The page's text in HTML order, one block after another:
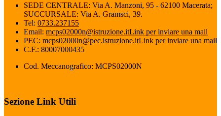
SEDE CENTRALE: Via A. Manzoni, 95 - 62100 Macerata;
SUCCURSALE: Via A. Gramsci, 39.
Tel: 0733.237155
Email: mcps02000n@istruzione.itLink per inviare una mail
PEC: mcps02000n@pec.istruzione.itLink per inviare una mail
C.F.: 80007000435
Cod. Meccanografico: MCPS02000N
Sezione Link Utili